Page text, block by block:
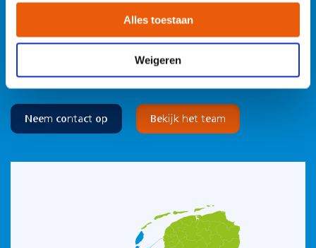
Alles toestaan
Weigeren
op.
026 3 846 846
Neem contact op Bekijk het team